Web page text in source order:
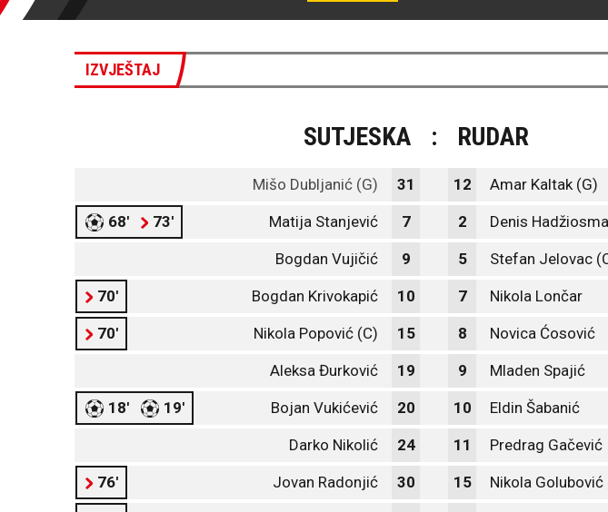
IZVJEŠTAJ
SUTJESKA : RUDAR
Mišo Dubljanić (G) 31 12 Amar Kaltak (G)
68' 73' Matija Stanjević 7 2 Denis
Bogdan Vujičić 9 5 Stefan Jelovac
70' Bogdan Krivokapić 10 7 Nikola Lončar
70' Nikola Popović (C) 15 8 Novica Ćosović
Aleksa Đurković 19 9 Mladen Spajić
18' 19' Bojan Vukićević 20 10 Eldin Šabanić
Darko Nikolić 24 11 Predrag Gačević
76' Jovan Radonjić 30 15 Nikola Golubović